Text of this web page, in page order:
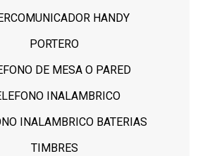
HANDY
PORTERO
DE MESA O PARED
INALAMBRICO
INALAMBRICO BATERIAS
TIMBRES